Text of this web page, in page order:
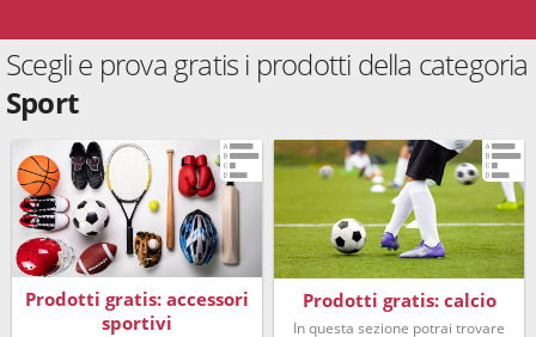
Scegli e prova gratis i prodotti della categoria
Sport
Prodotti gratis: accessori
sportivi
Prodotti gratis: calcio
In questa sezione potrai trovare